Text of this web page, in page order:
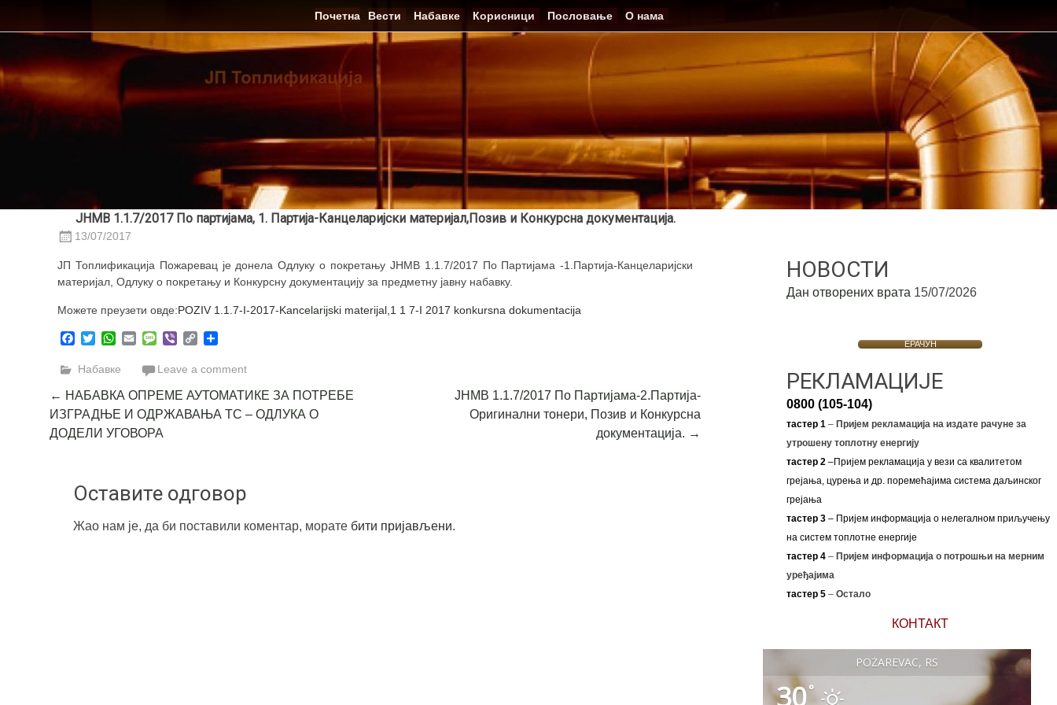
to ЈП Топлификација Почетна Вести Набавке Корисници Пословање О нама
ЈНМВ 1.1.7/2017 По партијама, 1. Партија-Канцеларијски материјал,Позив и Конкурсна документација.
13/07/2017
ЈП Топлификација Пожаревац је донела Одлуку о покретању ЈНМВ 1.1.7/2017 По Партијама -1.Партија-Канцеларијски
материјал, Одлуку о покретању и Конкурсну документацију за предметну јавну набавку.
Можете преузети овде:POZIV 1.1.7-I-2017-Kancelarijski materijal, 1 1 7-I 2017 konkursna dokumentacija
Facebook
TwitterWhatsApp
EmailMessage
Viber Copy
Набавке Leave a comment
Post
navigation
← НАБАВКА ОПРЕМЕ АУТОМАТИКЕ ЗА ПОТРЕБЕ
ИЗГРАДЊЕ И ОДРЖАВАЊА ТС – ОДЛУКА О
ДОДЕЛИ УГОВОРА
ЈНМВ 1.1.7/2017 По Партијама-2.Партија-
Оригинални тонери, Позив и Конкурсна
документација. →
Оставите одговор
Жао нам је, да би поставили коментар, морате бити пријављени.
НОВОСТИ
Дан отворених врата 15/07/2026
ЕРАЧУН
РЕКЛАМАЦИЈЕ
0800 (105-104)
тастер 1–Пријем рекламација на издате рачуне за
утрошену топлотну енергију
тастер 2–Пријем рекламација у вези са квалитетом
грејања, цурења и др. поремећајима система даљинског
грејања
тастер 3– Пријем информација о нелегалном приључењу
на систем топлотне енергије
тастер 4 – Пријем информација о потрошњи на мерним
уређајима
тастер 5 – Остало
КОНТАКТ
POŽAREVAC, RS
30°